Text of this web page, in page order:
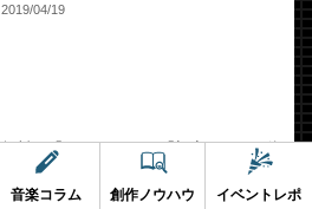
音楽コラム 創作ノウハウ イベントレポ
2019/04/19
無料の「Cakewalk」と「初音ミクV4X体
験版」でミクさんを歌わせるまでの全手
順